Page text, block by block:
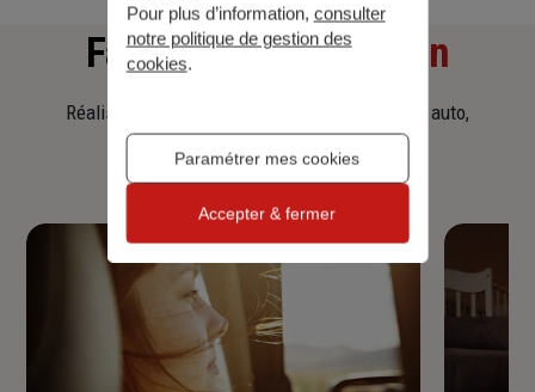
Faitesune simulation
Réalisez une simulation tarifaire d'assurance, auto,
Pour plus d’information, consulter
notre politique de gestion des
cookies.
Paramétrer mes cookies
Accepter & fermer